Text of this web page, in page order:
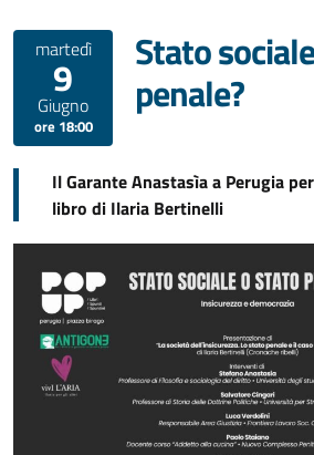
martedì
9
Giugno
ore 18:00
Stato
penale?
Il Garante Anastasìa a Perugia
libro di Ilaria Bertinelli